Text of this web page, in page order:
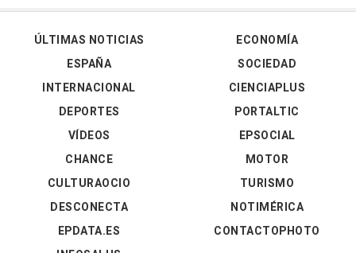
ÚLTIMAS NOTICIAS
ESPAÑA
INTERNACIONAL
DEPORTES
VÍDEOS
ECONOMÍA
SOCIEDAD
CIENCIAPLUS
PORTALTIC
EPSOCIAL
CHANCE
CULTURAOCIO
DESCONECTA
EPDATA.ES
MOTOR
TURISMO
NOTIMÉRICA
CONTACTOPHOTO